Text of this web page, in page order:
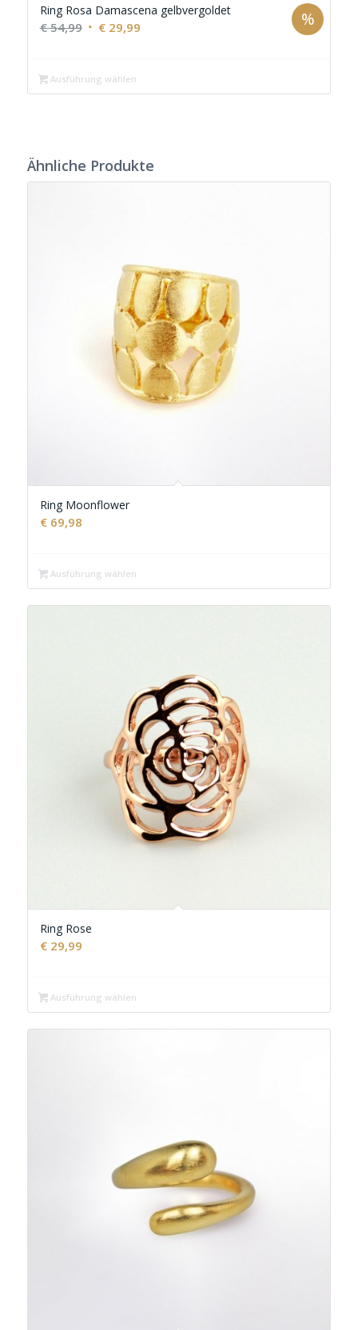
Ring Rosa Damascena gelbvergoldet
€54,99 Ursprünglicher
€ 54,99
€29,99Aktueller
%
Ausführung wählen
Ähnliche Produkte
Ring Moonflower
€69,98
Ausführung wählen
Ring Rose
€29,99
Ausführung wählen